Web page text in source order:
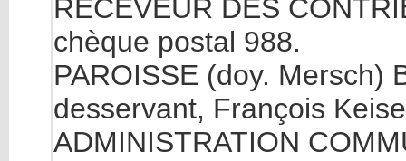
RECEVEUR DES
chèque postal 988.
PAROISSE (doy. Mersch)
desservant, François
ADMINISTRATION